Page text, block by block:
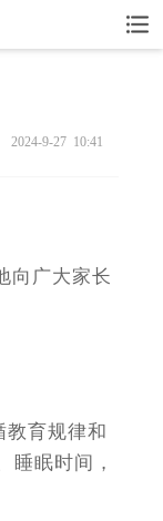
2024-9-27 10:41
向广大家长
育规律和
睡眠时间，